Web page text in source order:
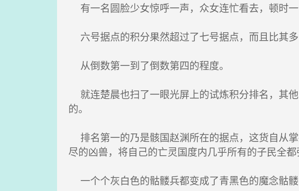
有一名圆脸少女惊呼一声，众女连忙看去，顿时一
六号据点的积分果然超过了七号据点，而且比其多
从倒数第一到了倒数第四的程度。
就连楚晨也扫了一眼光屏上的试炼积分排名，其
的。
排名第一的乃是骸国赵渊所在的据点，这货自从
尽的凶兽，将自己的亡灵国度内几乎所有的子民全都
一个个灰白色的骷髅兵都变成了青黑色的魔念骷髅